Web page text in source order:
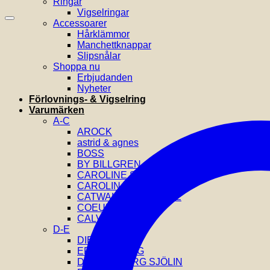
Vigselringar
Accessoarer
Hårklämmor
Manchettknappar
Slipsnålar
Shoppa nu
Erbjudanden
Nyheter
Förlovnings- & Vigselring
Varumärken
A-C
AROCK
astrid & agnes
BOSS
BY BILLGREN
CAROLINE SVEDBOM
CAROLINA GYNNING
CATWALK EXCLUSIVE
COEUR DE LION
CALVIN KLEIN
D-E
DIESEL
EFVA ATTLING
DRAKENBERG SJÖLIN